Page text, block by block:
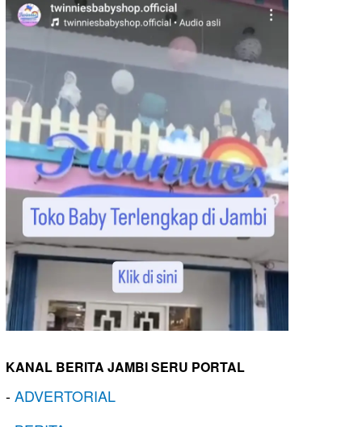
KANAL BERITA JAMBI SERU PORTAL
-ADVERTORIAL